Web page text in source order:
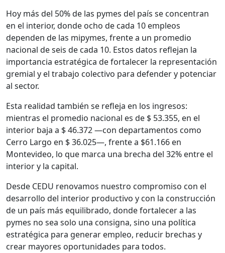
Hoy más del 50% de las pymes del país se concentran
en el interior, donde ocho de cada 10 empleos
dependen de las mipymes, frente a un promedio
nacional de seis de cada 10. Estos datos reflejan la
importancia estratégica de fortalecer la representación
gremial y el trabajo colectivo para defender y potenciar
al sector.
Esta realidad también se refleja en los ingresos:
mientras el promedio nacional es de $ 53.355, en el
interior baja a $ 46.372 —con departamentos como
Cerro Largo en $ 36.025—, frente a $61.166 en
Montevideo, lo que marca una brecha del 32% entre el
interior y la capital.
Desde CEDU renovamos nuestro compromiso con el
desarrollo del interior productivo y con la construcción
de un país más equilibrado, donde fortalecer a las
pymes no sea solo una consigna, sino una política
estratégica para generar empleo, reducir brechas y
crear mayores oportunidades para todos.